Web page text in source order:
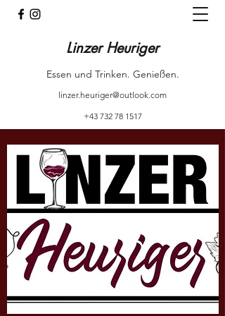
Linzer Heuriger
Essen und Trinken. Genießen.
linzer.heuriger@outlook.com
+43 732 78 1517